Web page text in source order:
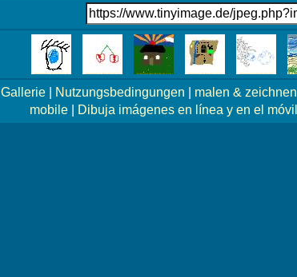
Gallerie Nutzungsbedingungen malen & zeichnen
mobile| Dibuja imágenes en línea y en el móvil